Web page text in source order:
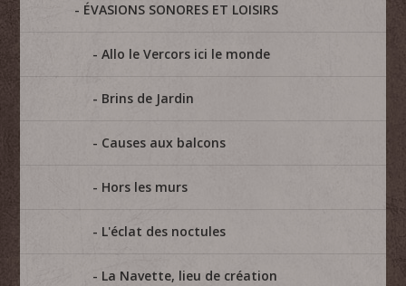
ÉVASIONS SONORES ET LOISIRS
Allo le Vercors ici le monde
Brins de Jardin
Causes aux balcons
Hors les murs
L'éclat des noctules
La Navette, lieu de création